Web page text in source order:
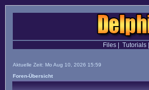
Files| Tutorials|
Aktuelle Zeit: Mo Aug 10, 2026 15:59
Foren-Übersicht